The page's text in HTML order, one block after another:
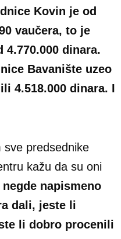
Kovin je od
vaučera, to je
dinara.
Bavanište uzeo
4.518.000 dinara. I
sve predsednike
kažu da su oni
napismeno
dali, jeste li
li dobro procenili